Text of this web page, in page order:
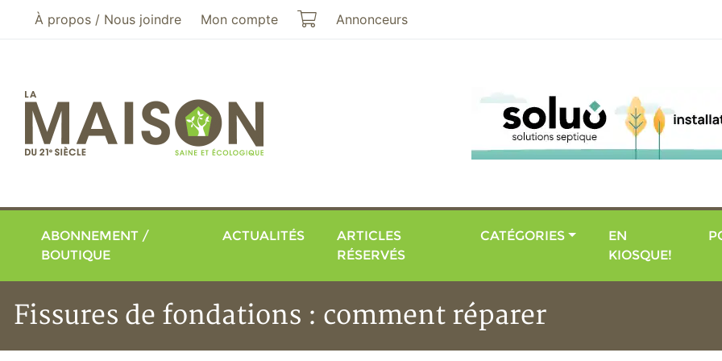
Aller au menu principal
Aller au contenu principal
À propos / Nous joindre Mon compte Mon panier
Annonceurs
ABONNEMENT /
BOUTIQUE
ACTUALITÉS
ARTICLES
RÉSERVÉS
CATÉGORIES
EN
KIOSQUE!
Fissures de fondations : comment réparer